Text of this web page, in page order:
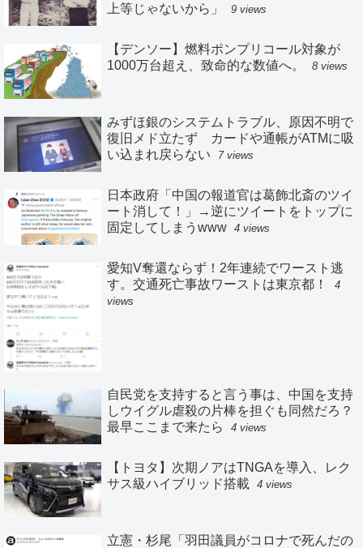
上等じゃないから」
9 views
【デンソー】燃料ポンプリコール対象が
1000万台超え、致命的な数値へ。
8 views
みずほ銀のシステムトラブル、原因不明で
復旧メド立たず カードや通帳がATMに吸
い込まれ戻らない
7 views
日本政府「中国の報道官は葛飾北斎のツイ
ート消して！」→逆にツイートをトップに
固定してしまうwww 4 views
愛知V奪還ならず！2年連続でワースト逃
す。交通死亡事故ワーストは東京都！
4
views
自民党を支持すると言う事は、中国を支持
しウイグル虐殺の片棒を担ぐも同然だろ？
最早ここまで来たら
4 views
【トヨタ】次期ノアはTNGAを導入、レク
サス級ハイブリッド搭載
4 views
立憲・杉尾「羽田議員がコロナで死んだの